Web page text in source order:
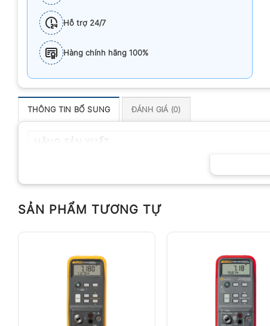
Hỗ trợ 24/7
Hàng chính hãng 100%
THÔNG TIN BỔ SUNG ĐÁNH GIÁ (0)
SẢN PHẨM TƯƠNG TỰ